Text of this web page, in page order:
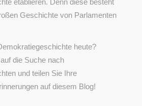
etablieren. Denn diese besteht
Geschichte von Parlamenten
heute?
die Suche nach
und teilen Sie Ihre
auf diesem Blog!